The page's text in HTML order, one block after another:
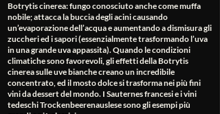
Botrytis cinerea: fungo conosciuto anche come muffa
nobile; attacca la buccia degli acini causando
un’evaporazione dell’acqua e aumentando a dismisura gli
zuccheri ed i sapori (essenzialmente trasformando l’uva
in una grande uva appassita). Quando le condizioni
climatiche sono favorevoli, gli effetti della Botrytis
cinerea sulle uve bianche creano un incredibile
concentrato, ed il mosto dolce si trasforma nei più fini
vini da dessert del mondo. I Sauternes francesi e i vini
tedeschi Trockenbeerenauslese sono gli esempi più